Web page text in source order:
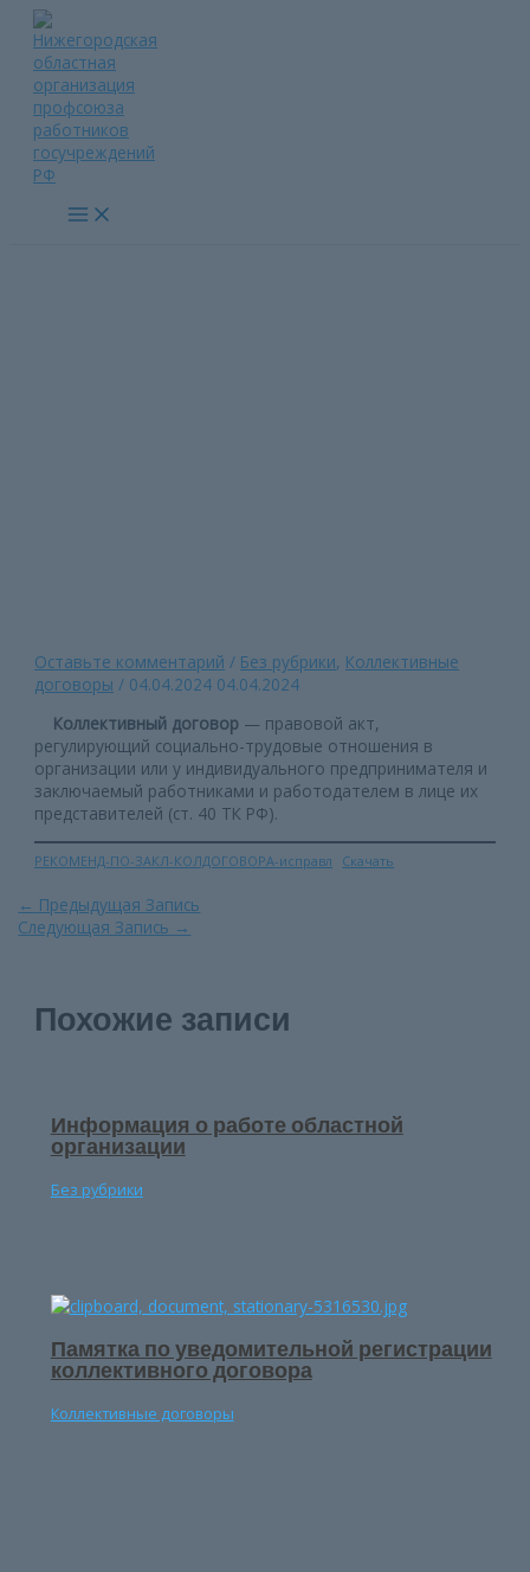
Перейти
содержимому
Main
Menu
Оставьте комментарий / Без рубрики, Коллективные
договоры / 04.04.2024 04.04.2024
Коллективный договор — правовой акт,
регулирующий социально-трудовые отношения в
организации или у индивидуального предпринимателя и
заключаемый работниками и работодателем в лице их
представителей (ст. 40 ТК РФ).
РЕКОМЕНД-ПО-ЗАКЛ-КОЛДОГОВОРА-исправл Скачать
Навигация
по
← Предыдущая Запись
Следующая Запись →
Похожие записи
Информация о работе областной
организации
Без рубрики
Памятка по уведомительной регистрации
коллективного договора
Коллективные договоры